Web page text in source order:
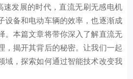
速发展的时代，直流无刷无感电机
设备和电动车辆的效率，也逐渐成
。本篇文章将带你深入了解直流无
，揭开其背后的秘密。让我们一起
域，探索如何通过智能技术改变我